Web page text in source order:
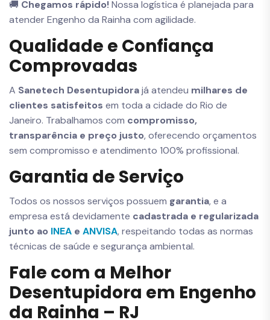
🚚 Chegamos rápido!Nossa logística é planejada para
atender Engenho da Rainha com agilidade.
Qualidade e Confiança
Comprovadas
A Sanetech Desentupidorajá atendeu milhares de
clientes satisfeitos em toda a cidade do Rio de
Janeiro. Trabalhamos com compromisso,
transparência e preço justo, oferecendo orçamentos
sem compromisso e atendimento 100% profissional.
Garantia de Serviço
Todos os nossos serviços possuem garantia, e a
empresa está devidamente cadastrada e regularizada
junto ao INEA e ANVISA, respeitando todas as normas
técnicas de saúde e segurança ambiental.
Fale com a Melhor
Desentupidora em Engenho
da Rainha – RJ